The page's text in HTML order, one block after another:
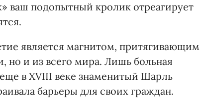
ваш подопытный кролик отреагирует
является магнитом, притягивающим
но и из всего мира. Лишь больная
в XVIII веке знаменитый Шарль
барьеры для своих граждан.